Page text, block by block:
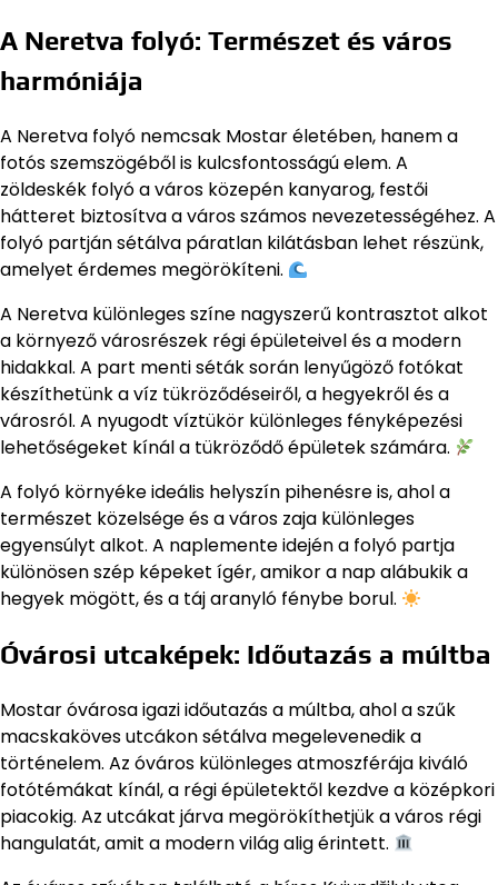
A Neretva folyó: Természet és város
harmóniája
A Neretva folyó nemcsak Mostar életében, hanem a
fotós szemszögéből is kulcsfontosságú elem. A
zöldeskék folyó a város közepén kanyarog, festői
hátteret biztosítva a város számos nevezetességéhez. A
folyó partján sétálva páratlan kilátásban lehet részünk,
amelyet érdemes megörökíteni.
A Neretva különleges színe nagyszerű kontrasztot alkot
a környező városrészek régi épületeivel és a modern
hidakkal. A part menti séták során lenyűgöző fotókat
készíthetünk a víz tükröződéseiről, a hegyekről és a
városról. A nyugodt víztükör különleges fényképezési
lehetőségeket kínál a tükröződő épületek számára.
A folyó környéke ideális helyszín pihenésre is, ahol a
természet közelsége és a város zaja különleges
egyensúlyt alkot. A naplemente idején a folyó partja
különösen szép képeket ígér, amikor a nap alábukik a
hegyek mögött, és a táj aranyló fénybe borul.
Óvárosi utcaképek: Időutazás a múltba
Mostar óvárosa igazi időutazás a múltba, ahol a szűk
macskaköves utcákon sétálva megelevenedik a
történelem. Az óváros különleges atmoszférája kiváló
fotótémákat kínál, a régi épületektől kezdve a középkori
piacokig. Az utcákat járva megörökíthetjük a város régi
hangulatát, amit a modern világ alig érintett.